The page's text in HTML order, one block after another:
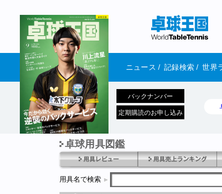
ニュース / 記録検索 / 世界
1970年1月01日 発売
バックナンバー
定期購読のお申し込み
卓球用具図鑑
用具名で検索